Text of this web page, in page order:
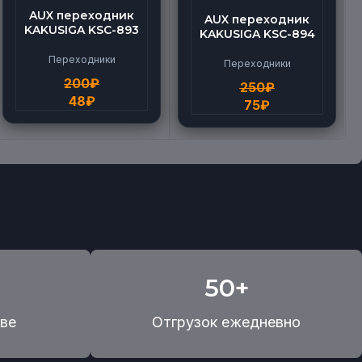
AUX переходник
KAKUSIGA KSC-893
Переходники
200₽
48₽
AUX переходник
KAKUSIGA KSC-894
Переходники
250₽
75₽
50+
Отгрузок ежедневно